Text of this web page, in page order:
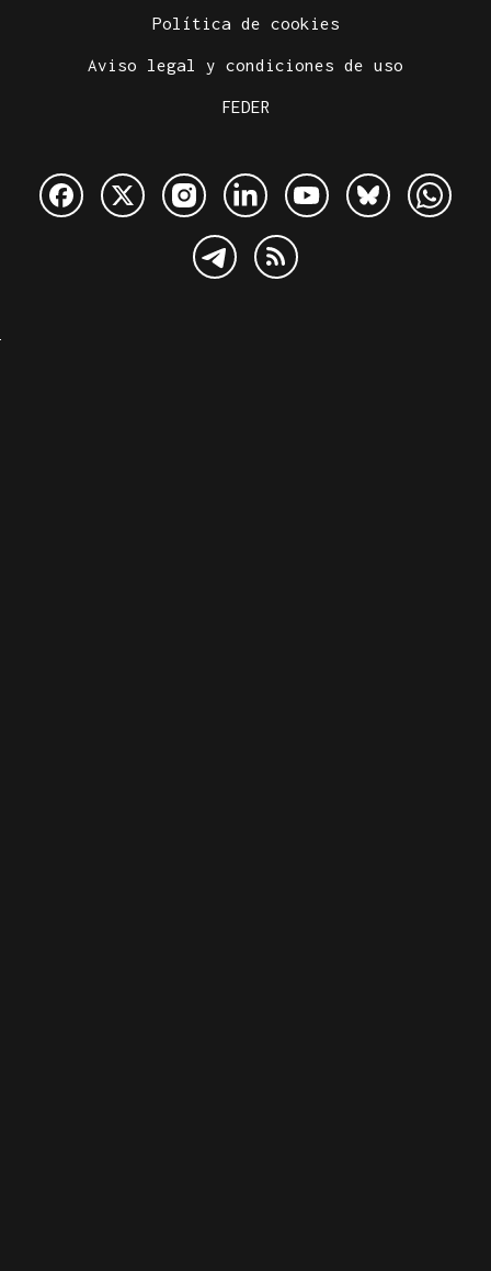
Política de cookies
Aviso legal y condiciones de uso
FEDER